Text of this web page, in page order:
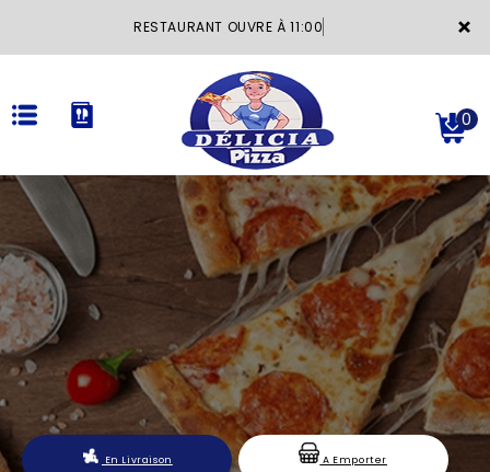
×
RESTAURANT OUVRE À 11:00
ACCUEIL
LA CARTE
VOTRE COMPTE
NOTRE RESTAURANT
VOS AVIS
0
En Livraison A Emporter